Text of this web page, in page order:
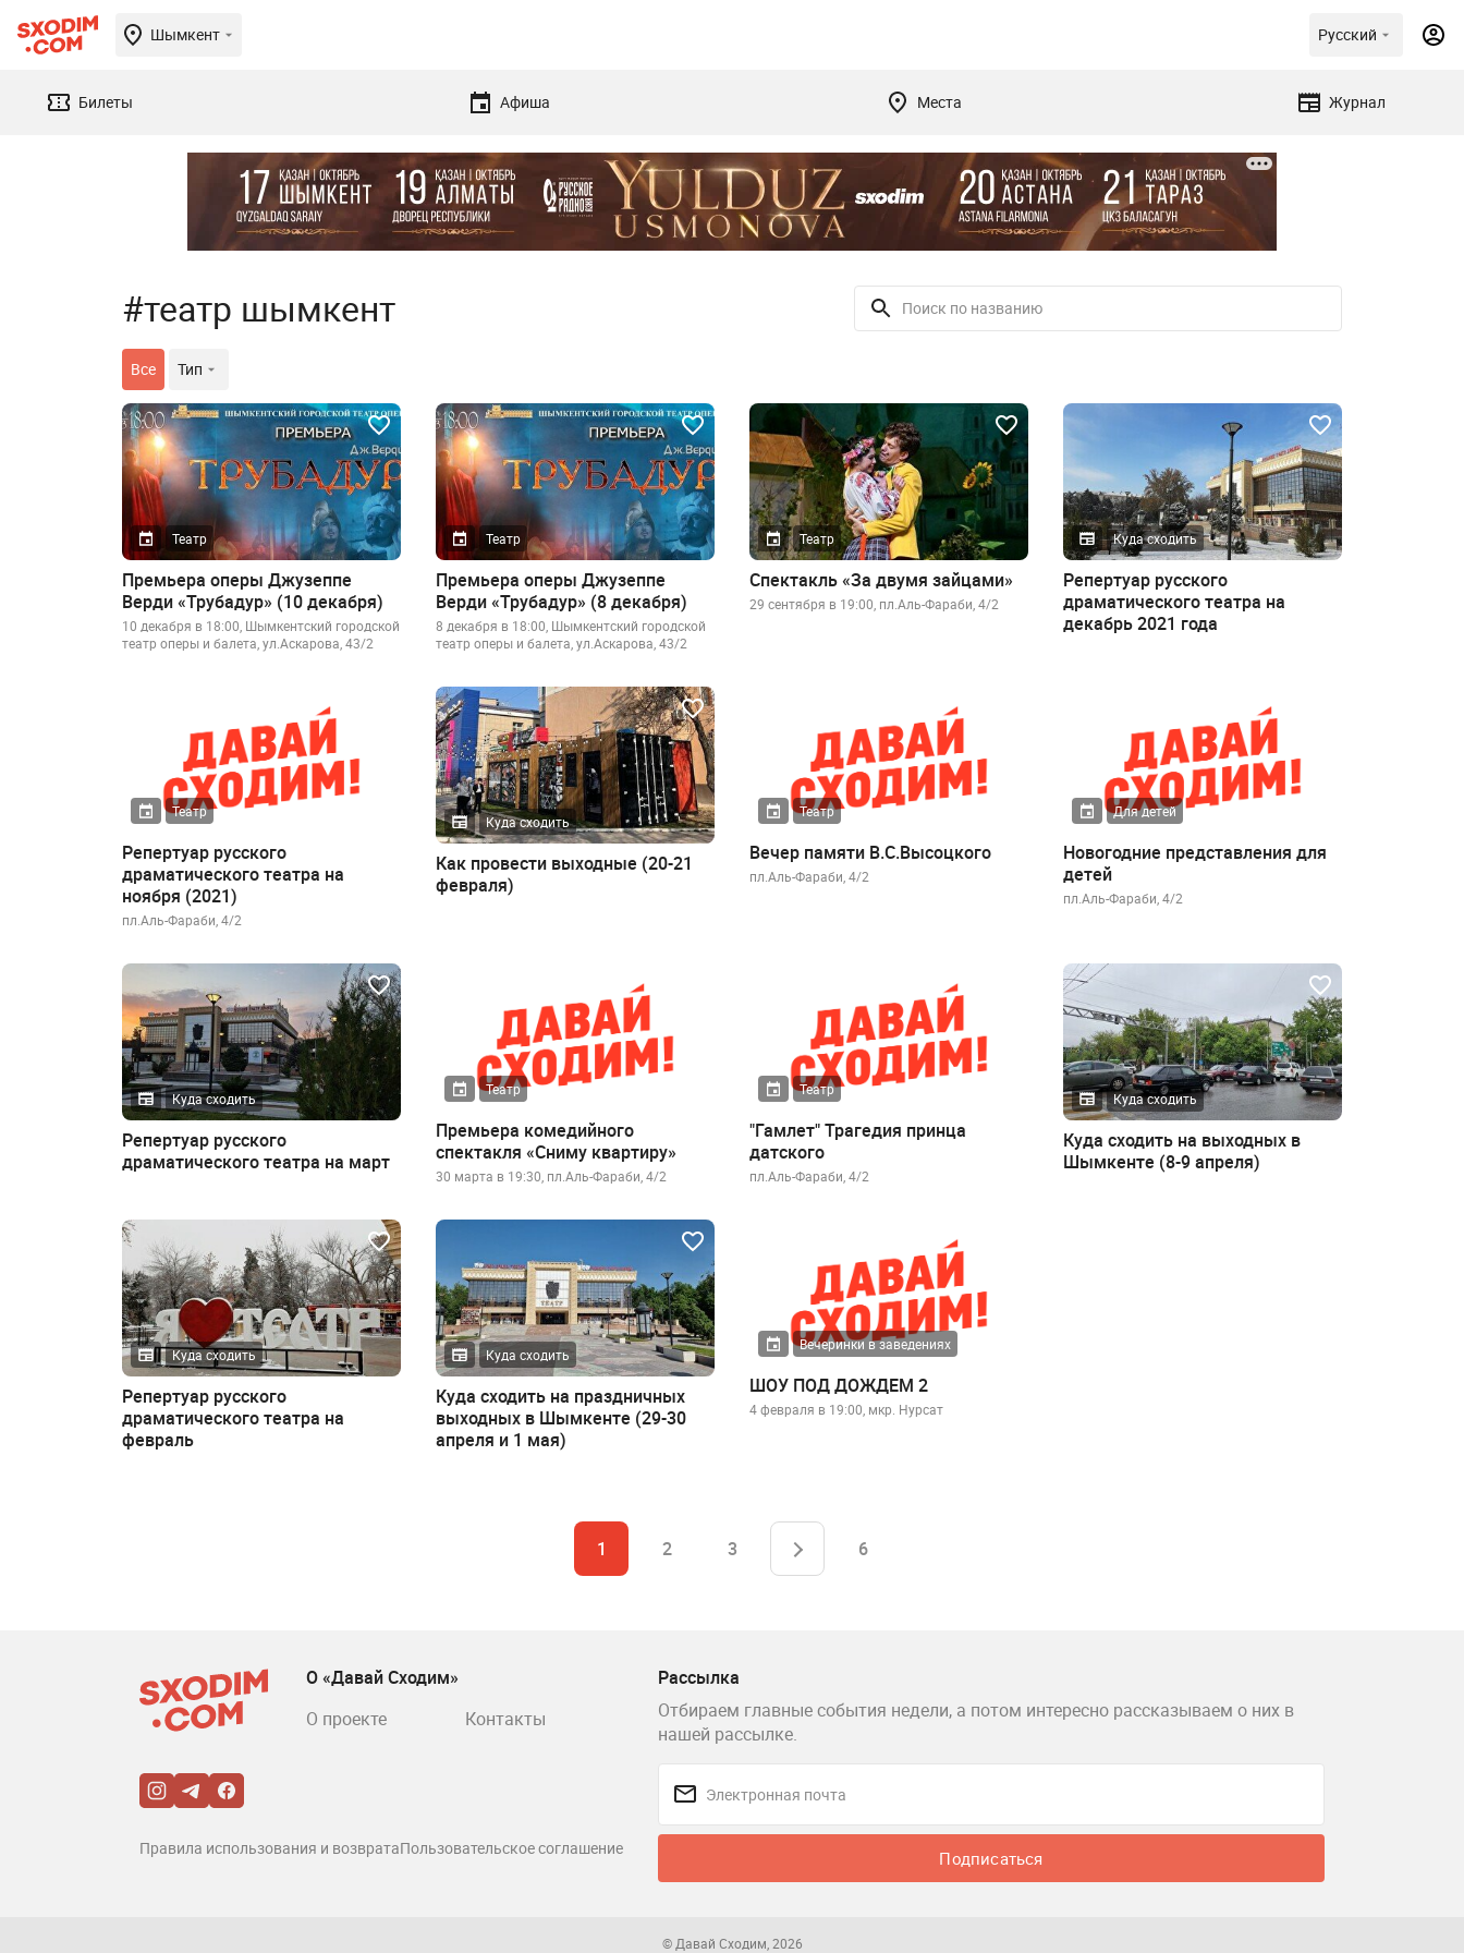
Шымкент Русский
Билеты Афиша Места Журнал
#театр шымкент
Все Тип
Театр
Премьера оперы Джузеппе
Верди «Трубадур» (10 декабря)
10 декабря в 18:00, Шымкентский городской
театр оперы и балета, ул.Аскарова, 43/2
Театр
Премьера оперы Джузеппе
Верди «Трубадур» (8 декабря)
8 декабря в 18:00, Шымкентский городской
театр оперы и балета, ул.Аскарова, 43/2
Театр
Спектакль «За двумя зайцами»
29 сентября в 19:00, пл.Аль-Фараби, 4/2
Куда сходить
Репертуар русского
драматического театра на
декабрь 2021 года
Театр
Репертуар русского
драматического театра на
ноября (2021)
пл.Аль-Фараби, 4/2
Куда сходить
Как провести выходные (20-21
февраля)
Театр
Вечер памяти В.С.Высоцкого
пл.Аль-Фараби, 4/2
Для детей
Новогодние представления для
детей
пл.Аль-Фараби, 4/2
Куда сходить
Репертуар русского
драматического театра на март
Театр
Премьера комедийного
спектакля «Сниму квартиру»
30 марта в 19:30, пл.Аль-Фараби, 4/2
Театр
"Гамлет" Трагедия принца
датского
пл.Аль-Фараби, 4/2
Куда сходить
Куда сходить на выходных в
Шымкенте (8-9 апреля)
Куда сходить
Репертуар русского
драматического театра на
февраль
Куда сходить
Куда сходить на праздничных
выходных в Шымкенте (29-30
апреля и 1 мая)
Вечеринки в заведениях
ШОУ ПОД ДОЖДЕМ 2
4 февраля в 19:00, мкр. Нурсат
1 2 3 6
Рассылка
Отбираем главные события недели, а потом интересно рассказываем о них в
нашей рассылке.
Подписаться
О «Давай Сходим»
О проекте
Контакты
Правила использования и возвратаПользовательское соглашение
© Давай Сходим, 2026